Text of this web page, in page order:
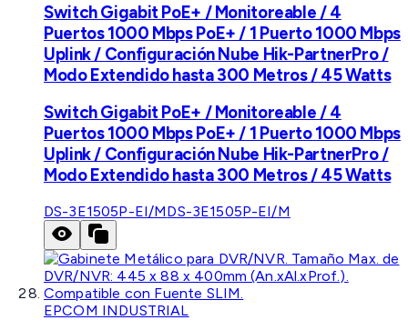
Switch Gigabit PoE+ / Monitoreable / 4
Puertos 1000 Mbps PoE+ / 1 Puerto 1000 Mbps
Uplink / Configuración Nube Hik-PartnerPro /
Modo Extendido hasta 300 Metros / 45 Watts
Switch Gigabit PoE+ / Monitoreable / 4
Puertos 1000 Mbps PoE+ / 1 Puerto 1000 Mbps
Uplink / Configuración Nube Hik-PartnerPro /
Modo Extendido hasta 300 Metros / 45 Watts
DS-3E1505P-EI/MDS-3E1505P-EI/M
EPCOM INDUSTRIAL